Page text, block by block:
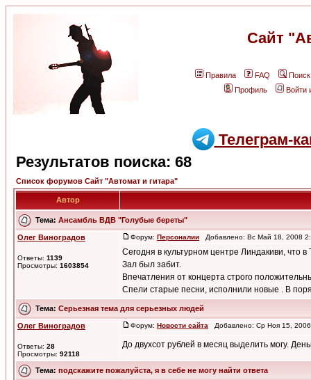
Сайт
Правила FAQ
Поиск
Профиль
Войти
Телеграм-
Результатов поиска: 68
Список форумов Сайт "Автомат и гитара"
Автор
Тема: Ансамбль ВДВ "Голубые береты"
Олег Виноградов
Ответы: 1139
Просмотры: 1603854
Форум: Персоналии Добавлено: Вс Май 18, 2008
Сегодня в культурном центре Линдакиви, что
Зал был забит.
Впечатления от концерта строго
Спели старые песни, исполнили новые . В
Тема: Серьезная тема для серьезных людей
Олег Виноградов
Ответы: 28
Просмотры: 92118
Форум: Новости сайта Добавлено: Ср Ноя 15,
До двухсот рублей в месяц выделить могу.
Тема: подскажите пожалуйста, я в себе не могу найти ответа